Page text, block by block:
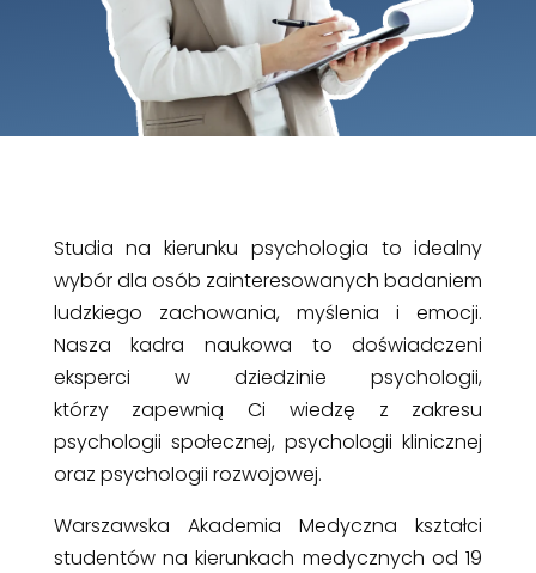
Studia na kierunku psychologia to idealny
wybór dla osób zainteresowanych badaniem
ludzkiego zachowania, myślenia i emocji.
Nasza kadra naukowa to doświadczeni
eksperci w dziedzinie psychologii,
którzy zapewnią Ci wiedzę z zakresu
psychologii społecznej, psychologii klinicznej
oraz psychologii rozwojowej.
Warszawska Akademia Medyczna kształci
studentów na kierunkach medycznych od 19